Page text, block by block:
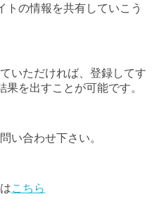
トの情報を共有していこう
いただければ、登録してす
を出すことが可能です。
い合わせ下さい。
こちら